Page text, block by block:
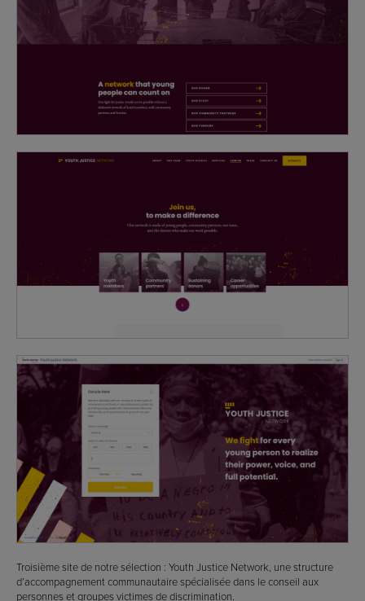
Troisième site de notre sélection : Youth Justice Network, une structure
d’accompagnement communautaire spécialisée dans le conseil aux
personnes et groupes victimes de discrimination.